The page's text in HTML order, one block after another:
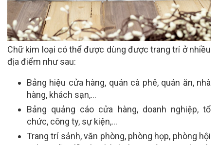
Chữ kim loại có thể được dùng được trang trí ở nhiều
địa điểm như sau:
Bảng hiệu cửa hàng, quán cà phê, quán ăn, nhà
hàng, khách sạn,…
Bảng quảng cáo cửa hàng, doanh nghiệp, tổ
chức, công ty, sự kiện,…
Trang trí sảnh, văn phòng, phòng họp, phòng hội